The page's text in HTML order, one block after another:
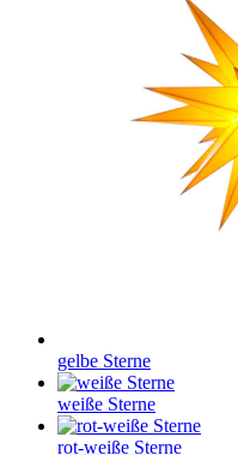
gelbe Sterne
weiße Sterne
rot-weiße Sterne